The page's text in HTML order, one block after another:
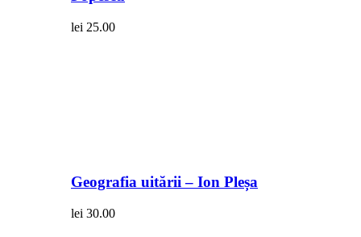
lei 25.00
Geografia uitării – Ion Pleșa
lei 30.00